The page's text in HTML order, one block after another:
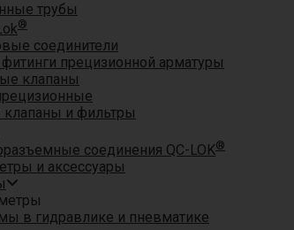
трубы
®
соединители
прецизионной арматуры
клапаны
и фильтры
соединения QC-LOK®
и аксессуары
в гидравлике и пневматике